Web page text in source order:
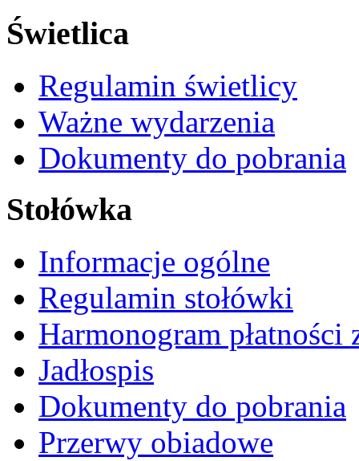
Świetlica
Regulamin świetlicy
Ważne wydarzenia
Dokumenty do pobrania
Stołówka
Informacje ogólne
Regulamin stołówki
Harmonogram płatności
Jadłospis
Dokumenty do pobrania
Przerwy obiadowe